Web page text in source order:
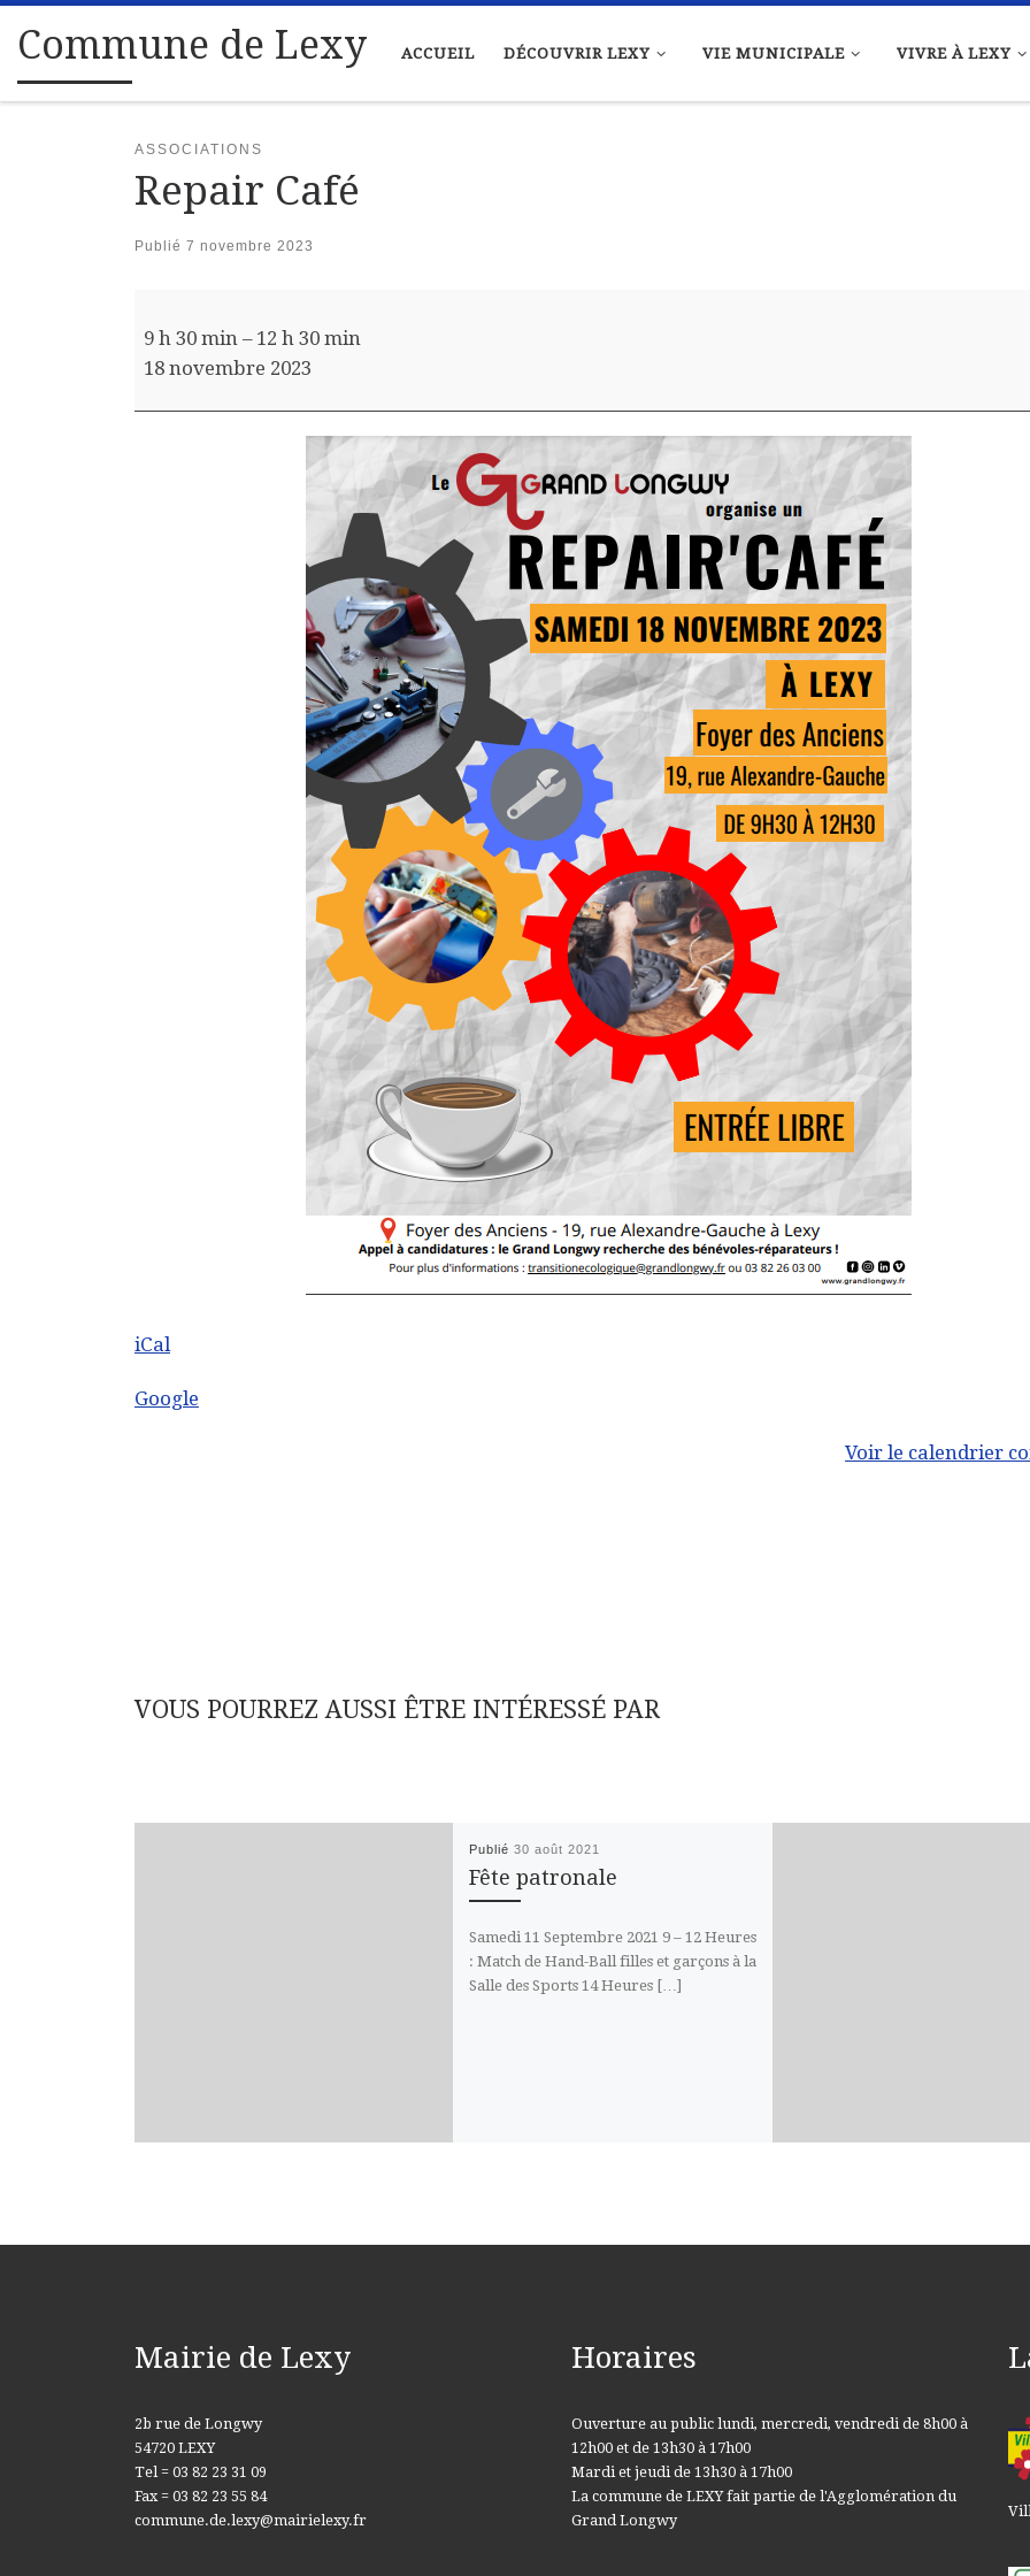
Passer au contenu
Commune de Lexy ACCUEIL DÉCOUVRIR LEXY VIE MUNICIPALE VIVRE À LEXY
ASSOCIATIONS
Repair Café
Publié 7 novembre 2023
9 h 30 min – 12 h 30 min
18 novembre 2023
iCal
Google
Voir le calendrier
VOUS POURREZ AUSSI ÊTRE INTÉRESSÉ PAR
Publié 30 août 2021
Fête patronale
Samedi 11 Septembre 2021 9 – 12 Heures
: Match de Hand-Ball filles et garçons à la
Salle des Sports 14 Heures […]
Mairie de Lexy
2b rue de Longwy
54720 LEXY
Tel = 03 82 23 31 09
Fax = 03 82 23 55 84
commune.de.lexy@mairielexy.fr
Horaires
Ouverture au public lundi, mercredi, vendredi de 8h00 à
12h00 et de 13h30 à 17h00
Mardi et jeudi de 13h30 à 17h00
La commune de LEXY fait partie de l'Agglomération du
Grand Longwy